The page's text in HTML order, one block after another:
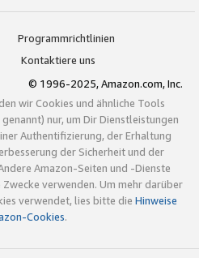
Programmrichtlinien
Kontaktiere uns
© 1996-2025, Amazon.com, Inc.
wir Cookies und ähnliche Tools
nur, um Dir Dienstleistungen
Authentifizierung, der Erhaltung
der Sicherheit und der
Amazon-Seiten und -Dienste
verwenden. Um mehr darüber
verwendet, lies bitte die Hinweise
Cookies.